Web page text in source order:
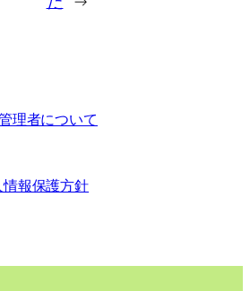
理者について
報保護方針